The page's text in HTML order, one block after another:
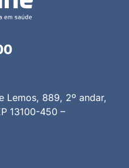
Lemos, 889, 2º andar,
13100-450 –